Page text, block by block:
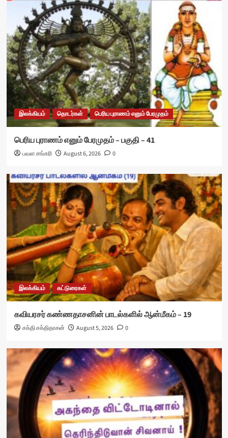
இலக்கியம் தொடர்கள் பெரிய புராணம் எனும் பேரமுதம்
பெரிய புராணம் எனும் பேரமுதம் – பகுதி – 41
பவள சங்கரி August 6, 2026 0
இலக்கியம் கட்டுரைகள்
கவியரசர் கண்ணதாசனின் பாடல்களில் ஆன்மீகம் – 19
சக்தி சக்திதாசன் August 5, 2026 0